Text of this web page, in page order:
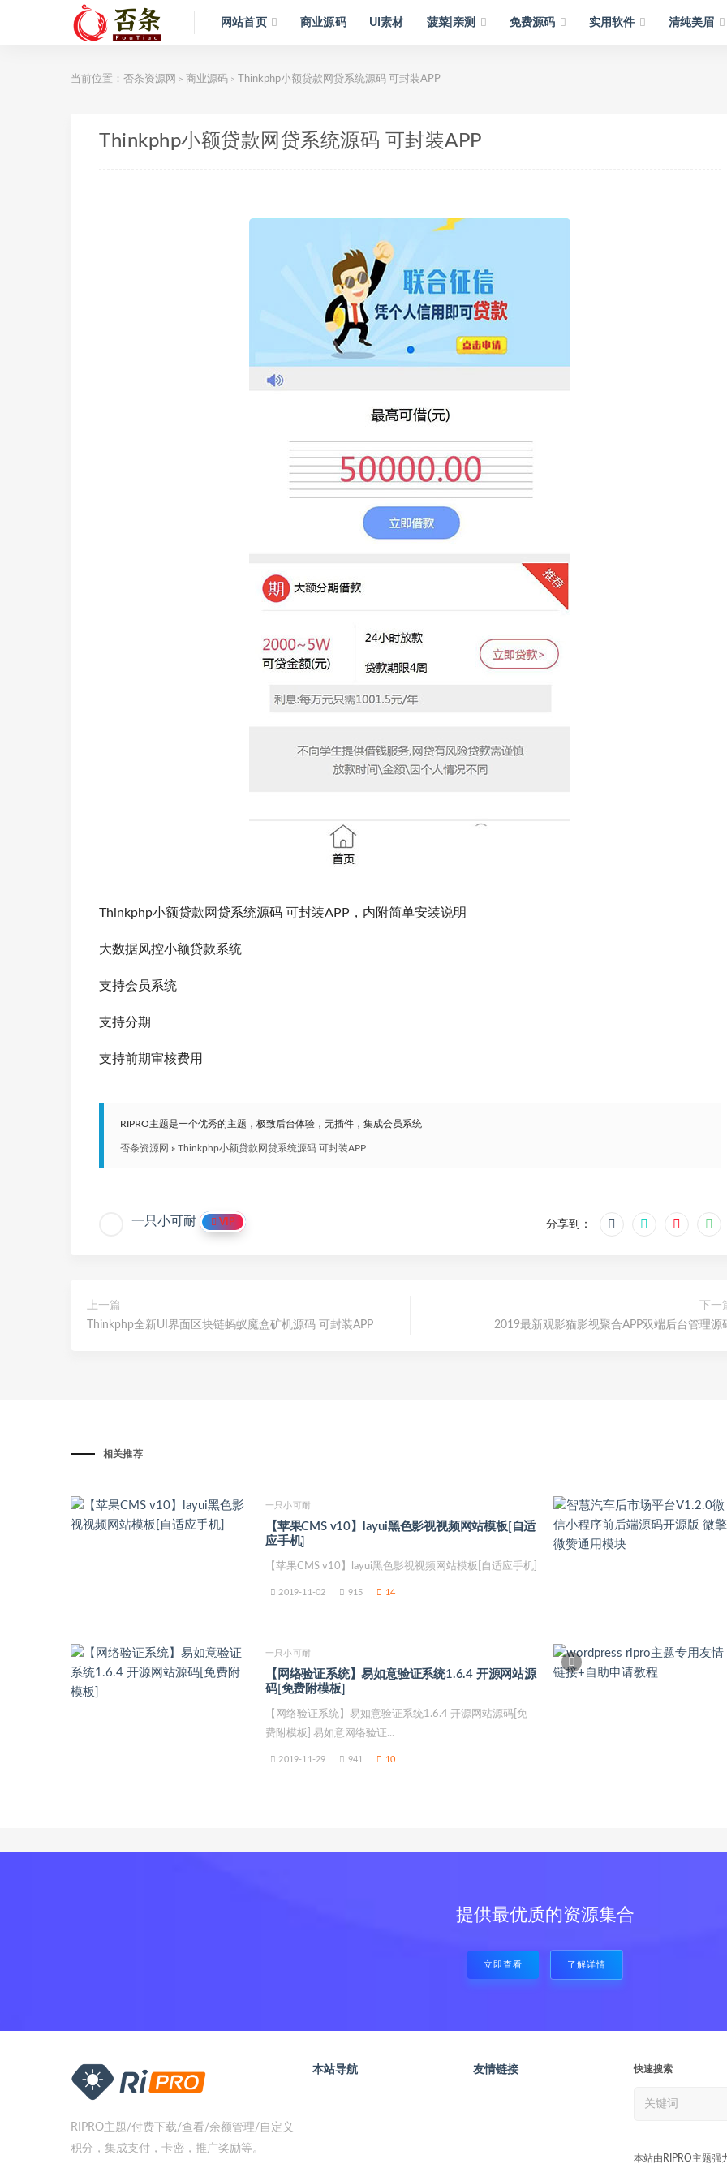
网站首页 商业源码 UI素材 菠菜|亲测 免费源码 实用软件 清纯美眉
当前位置： 否条资源网 > 商业源码 > Thinkphp小额贷款网贷系统源码 可封装APP
Thinkphp小额贷款网贷系统源码 可封装APP
Thinkphp小额贷款网贷系统源码 可封装APP，内附简单安装说明
大数据风控小额贷款系统
支持会员系统
支持分期
支持前期审核费用
RIPRO主题是一个优秀的主题，极致后台体验，无插件，集成会员系统
否条资源网 » Thinkphp小额贷款网贷系统源码 可封装APP
一只小可耐 VIP 分享到：
上一篇
Thinkphp全新UI界面区块链蚂蚁魔盒矿机源码 可封装APP
下一
2019最新观影猫影视聚合APP双端后台管理源
相关推荐
一只小可耐
【苹果CMS v10】layui黑色影视视频网站模板[自适
应手机]
【苹果CMS v10】layui黑色影视视频网站模板[自适应手机]
2019-11-02 915 14
一只小可耐
【网络验证系统】易如意验证系统1.6.4 开源网站源
码[免费附模板]
【网络验证系统】易如意验证系统1.6.4 开源网站源码[免
费附模板] 易如意网络验证...
2019-11-29 941 10
提供最优质的资源集合
立即查看 了解详情
RIPRO主题/付费下载/查看/余额管理/自定义
积分，集成支付，卡密，推广奖励等。
本站导航 友情链接 快速搜索
本站由RIPRO主题强